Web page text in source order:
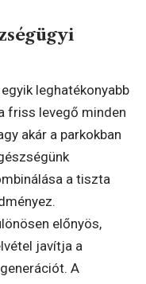
leghatékonyabb
friss levegő minden
akár a parkokban
a tiszta
előnyös,
javítja a
A